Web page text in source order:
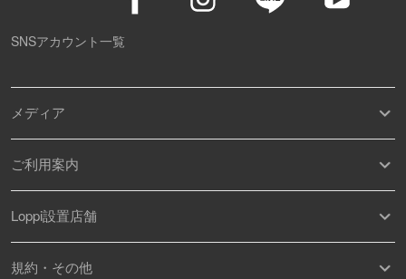
SNSアカウント一覧
メディア
ご利用案内
Loppi設置店舗
規約・その他